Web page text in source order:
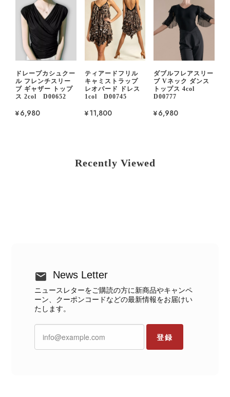
ドレープカシュクー
ル フレンチスリー
ブ ギャザー トップ
ス 2col D00652
¥6,980
ティアードフリル
キャミストラップ
レオパード ドレス
1col D00745
¥11,800
ダブルフレアスリー
ブ Vネック ダンス
トップス 4col
D00777
¥6,980
Recently Viewed
News Letter
ニュースレターをご購読の方に新商品やキャンペ
ーン、クーポンコードなどの最新情報をお届けい
たします。
登録